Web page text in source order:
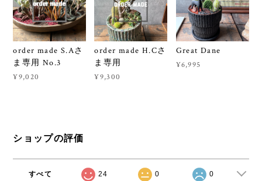
order made S.Aさ
ま専用 No.3
¥9,020
order made H.Cさ
ま専用
¥9,300
Great Dane
¥6,995
ショップの評価
すべて 24 0 0